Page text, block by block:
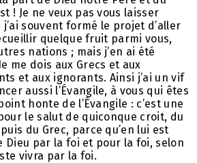
! Je ne veux pas vous laisser
souvent formé le projet d’aller
quelque fruit parmi vous,
nations ; mais j’en ai été
me dois aux Grecs et aux
et aux ignorants. Ainsi j’ai un vif
aussi l’Évangile, à vous qui êtes
honte de l’Évangile : c’est une
le salut de quiconque croit, du
du Grec, parce qu’en lui est
Dieu par la foi et pour la foi, selon
vivra par la foi.